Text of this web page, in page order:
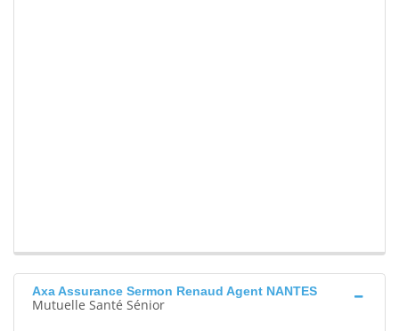
Axa Assurance Sermon Renaud Agent NANTES
Mutuelle Santé Sénior